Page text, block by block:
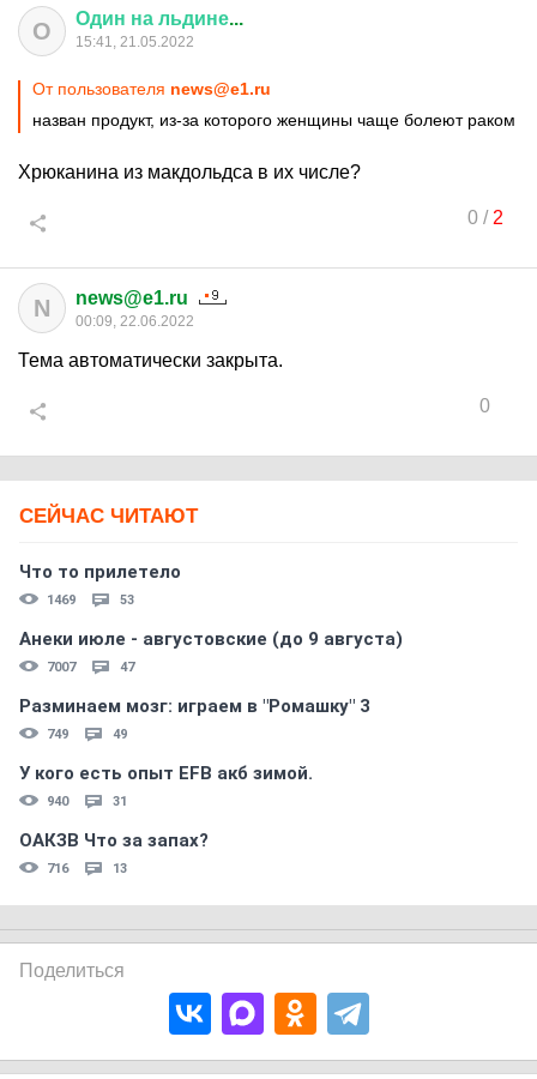
О Один на льдине...
15:41, 21.05.2022
От пользователя news@e1.ru
назван продукт, из-за которого женщины чаще болеют раком
Хрюканина из макдольдса в их числе?
0/ 2
N news@e1.ru
00:09, 22.06.2022
Тема автоматически закрыта.
0
СЕЙЧАС ЧИТАЮТ
Что то прилетело
1469 53
Анеки июле - августовские (до 9 августа)
7007 47
Разминаем мозг: играем в "Ромашку" 3
749 49
У кого есть опыт EFB акб зимой.
940 31
ОАКЗВ Что за запах?
716 13
Поделиться